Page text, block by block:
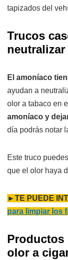
tapizados del
Trucos
El amoníaco
ayudan a
olor a tabaco en
amoníaco y
día podrás notar
Este truco
que el olor haya
►TE PUEDE
para limpiar los
Productos
olor a